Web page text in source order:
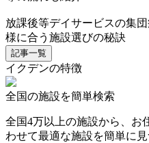
放課後等デイサービスの集
様に合う施設選びの秘訣
記事一覧
イクデンの特徴
全国の施設を簡単検索
全国4万以上の施設から、お
わせて最適な施設を簡単に